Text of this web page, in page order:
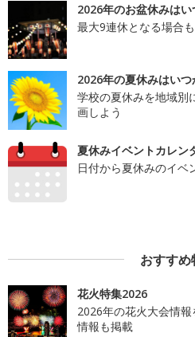
2026年のお盆休みはい
最大9連休となる場合
2026年の夏休みはいつ
学校の夏休みを地域別
画しよう
夏休みイベントカレン
日付から夏休みのイベ
おすすめ
花火特集2026
2026年の花火大会情
情報も掲載